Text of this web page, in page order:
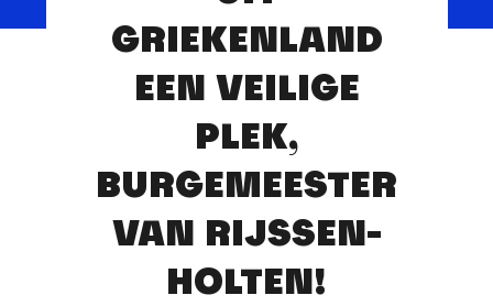
ContactGRIEKENLAND
EEN VEILIGE
PLEK,
BURGEMEESTER
VAN RIJSSEN-
HOLTEN!